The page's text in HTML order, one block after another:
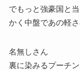
でもっと強豪国と
かく中盤であの軽
名無しさん
裏に染みるプーチン